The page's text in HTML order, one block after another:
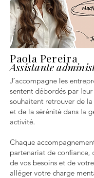
Paola Pereira
Assistante
J’accompagne les
sentent débordés par
souhaitent retrouver de
et de la sérénité dans la
activité.
Chaque
partenariat de confiance,
de vos besoins et de
alléger votre charge